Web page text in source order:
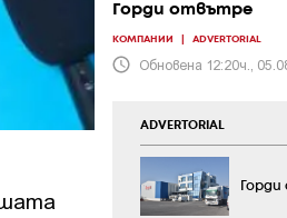
Горди отвътре
КОМПАНИИ ADVERTORIAL
Обновена 12:20ч.,
ADVERTORIAL